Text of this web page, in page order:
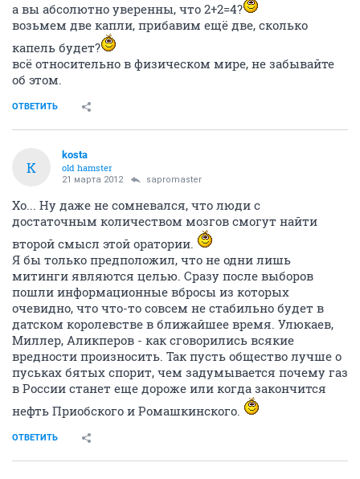
а вы абсолютно уверенны, что 2+2=4?
возьмем две капли, прибавим ещё две, сколько
капель будет?
всё относительно в физическом мире, не забывайте
об этом.
ОТВЕТИТЬ
K
kosta
old hamster
21 марта 2012 sapromaster
Хо... Ну даже не сомневался, что люди с
достаточным количеством мозгов смогут найти
второй смысл этой оратории.
Я бы только предположил, что не одни лишь
митинги являются целью. Сразу после выборов
пошли информационные вбросы из которых
очевидно, что что-то совсем не стабильно будет в
датском королевстве в ближайшее время. Улюкаев,
Миллер, Аликперов - как сговорились всякие
вредности произносить. Так пусть общество лучше о
пуськах бятых спорит, чем задумывается почему газ
в России станет еще дороже или когда закончится
нефть Приобского и Ромашкинского.
ОТВЕТИТЬ